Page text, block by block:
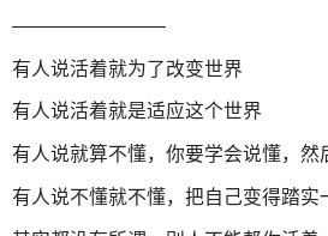
————————
有人说活着就为了改变世界
有人说活着就是适应这个世界
有人说就算不懂，你要学会说懂，然
有人说不懂就不懂，把自己变得踏实